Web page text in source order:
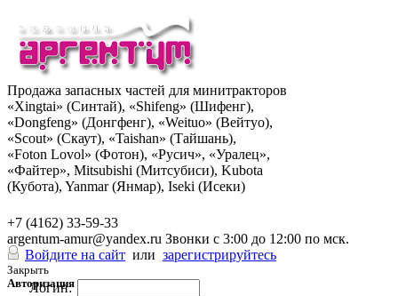
Продажа запасных частей для минитракторов
«Xingtai» (Синтай), «Shifeng» (Шифенг),
«Dongfeng» (Донгфенг), «Weituo» (Вейтуо),
«Scout» (Скаут), «Taishan» (Тайшань),
«Foton Lovol» (Фотон), «Русич», «Уралец»,
«Файтер», Mitsubishi (Митсубиси), Kubota
(Кубота), Yanmar (Янмар), Iseki (Исеки)
+7 (4162) 33-59-33
argentum-amur@yandex.ru Звонки с 3:00 до 12:00 по мск.
Войдите на сайт или зарегистрируйтесь
Закрыть
Авторизация
Логин: